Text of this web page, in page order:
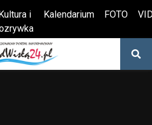
i
Kalendarium FOTO